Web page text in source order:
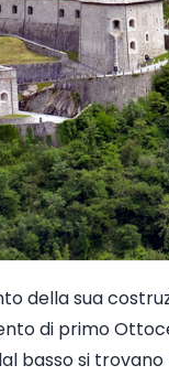
della sua
di primo
si trovano